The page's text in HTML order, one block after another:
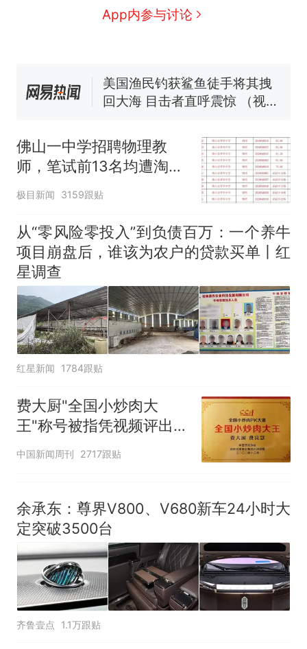
App内参与讨论
费大厨“全国小炒肉大王”称
号，仅凭视频评出？中国烹饪
140多朵
美国渔民钓获鲨鱼徒手将其拽
回大海 目击者直呼震惊 （视频
官方通报
热
那个在床头放菜刀的女孩，
因老师一句“跟我回家”改写了
人生
佛山一中学招聘物理教
师，笔试前13名均遭淘
汰？教育局：已叫停招
极目新闻 3159跟贴
从“零风险零投入”到负债百万：一个养牛
项目崩盘后，谁该为农户的贷款买单丨红
星调查
红星新闻 1784跟贴
费大厨"全国小炒肉大
王"称号被指凭视频评出
官方回应
中国新闻周刊 2717跟贴
余承东：尊界V800、V680新车24小时大
定突破3500台
齐鲁壹点 1.1万跟贴